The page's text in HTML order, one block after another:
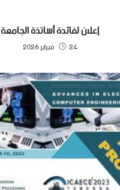
إعلان لفائدة أساتذة الجامعة
24 فبراير 2026